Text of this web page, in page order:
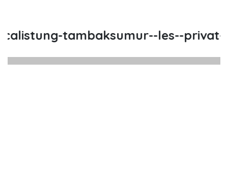
tambaksumur--les--privat--